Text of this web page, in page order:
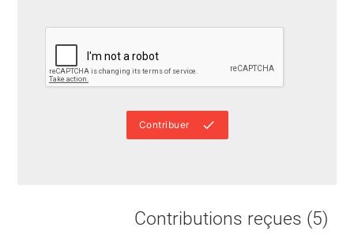
done
Contribuer
Contributions reçues (5)